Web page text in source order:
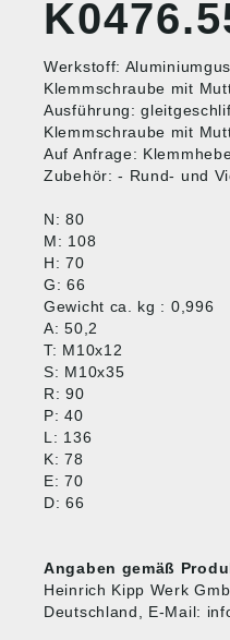
Werkstoff:
Klemmschraube mit
Ausführung:
Klemmschraube mit
Auf Anfrage:
Zubehör: - Rund- und
N: 80
M: 108
H: 70
G: 66
Gewicht ca. kg : 0,996
A: 50,2
T: M10x12
S: M10x35
R: 90
P: 40
L: 136
K: 78
E: 70
D: 66
Angaben gemäß
Heinrich Kipp Werk
Deutschland, E-Mail: